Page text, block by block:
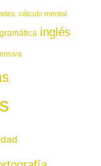
cálculo mental
gramática inglés